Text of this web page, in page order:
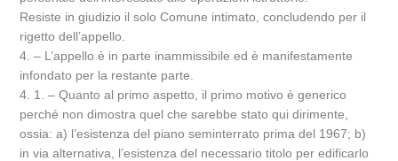
Resiste in giudizio il solo Comune intimato, concludendo per il
rigetto dell’appello.
4. – L’appello è in parte inammissibile ed è manifestamente
infondato per la restante parte.
4. 1. – Quanto al primo aspetto, il primo motivo è generico
perché non dimostra quel che sarebbe stato qui dirimente,
ossia: a) l’esistenza del piano seminterrato prima del 1967; b)
in via alternativa, l’esistenza del necessario titolo per edificarlo